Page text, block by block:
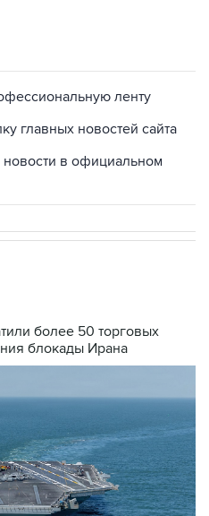
ленту
главных новостей сайта
в официальном
более 50 торговых
блокады Ирана